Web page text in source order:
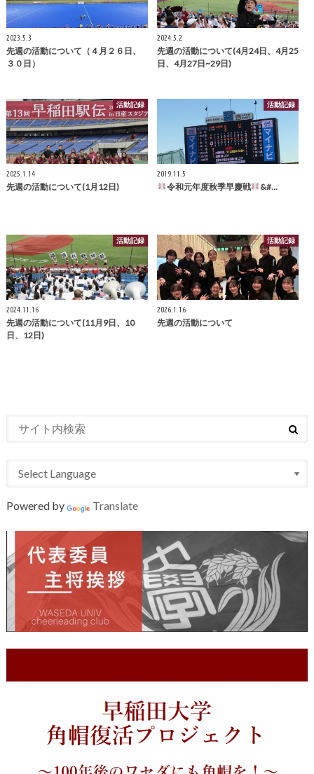
2023.5.3
先週の活動について（４月２６日、
３０日）
2024.5.2
先週の活動について(4月24日、4月25
日、4月27日~29日)
活動記録
2025.1.14
先週の活動について(1月12日)
活動記録
2019.11.5
令和元年度秋季早慶戦 &#…
活動記録
2024.11.16
先週の活動について(11月9日、10
日、12日)
活動記録
2026.1.16
先週の活動について
Powered by Translate